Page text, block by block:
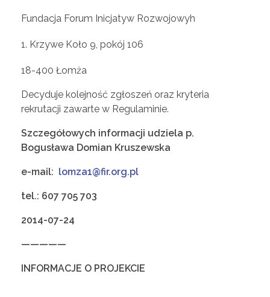
n
i
e
n
e
Fundacja Forum Inicjatyw Rozwojowyh
Krzywe Koło 9, pokój 106
18-400 Łomża
Decyduje kolejność zgłoszeń oraz kryteria
rekrutacji zawarte w Regulaminie.
Szczegółowych informacji udziela p.
Bogusława Domian Kruszewska
e-mail: lomza1@fir.org.pl
tel.: 607 705 703
2014-07-24
—————
INFORMACJE O PROJEKCIE